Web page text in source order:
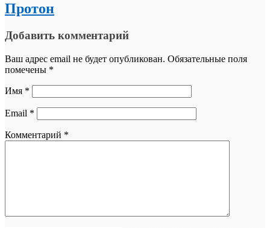
Протон
Добавить комментарий
Ваш адрес email не будет опубликован. Обязательные поля
помечены *
Имя *
Email *
Комментарий *